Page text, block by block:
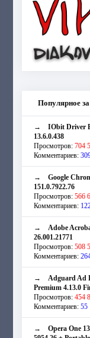
Популярное
→ IObit Driver
13.6.0.438
Просмотров: 704
Комментариев:
→ Google
151.0.7922.76
Просмотров: 566
Комментариев:
→ Adobe
26.001.21771
Просмотров: 508
Комментариев:
→ Adguard Ad
Premium 4.13.0
Просмотров: 454
Комментариев: 55
→ Opera One